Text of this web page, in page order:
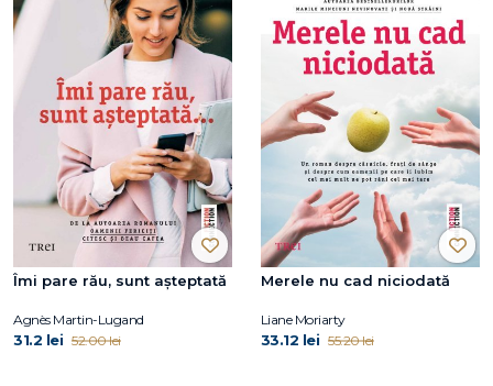
Îmi pare rău, sunt așteptată
Agnès Martin-Lugand
31.2 lei 52.00 lei
Merele nu cad niciodată
Liane Moriarty
33.12 lei 55.20 lei